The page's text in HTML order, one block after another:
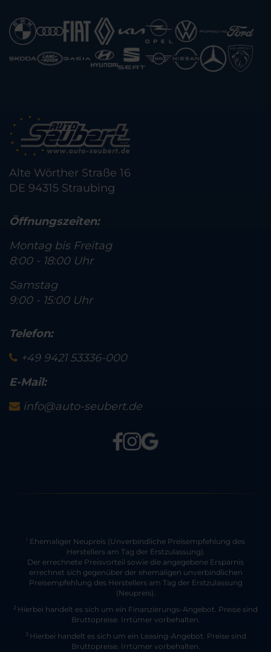
Alte Wörther Straße 16
DE 94315 Straubing
Öffnungszeiten:
Montag bis Freitag
8:00 - 18:00 Uhr
Samstag
9:00 - 15:00 Uhr
Telefon:
+49 9421 53336-000
E-Mail:
info@auto-seubert.de
1
Ehemaliger Neupreis (Unverbindliche Preisempfehlung des
Herstellers am Tag der Erstzulassung).
Der errechnete Preisvorteil sowie die angegebene Ersparnis
errechnet sich gegenüber der ehemaligen unverbindlichen
Preisempfehlung des Herstellers am Tag der Erstzulassung
(Neupreis).
2 Hierbei handelt es sich um ein Finanzierungs-Angebot. Preise sind
Bruttopreise. Irrtümer vorbehalten.
3 Hierbei handelt es sich um ein Leasing-Angebot. Preise sind
Bruttopreise. Irrtümer vorbehalten.